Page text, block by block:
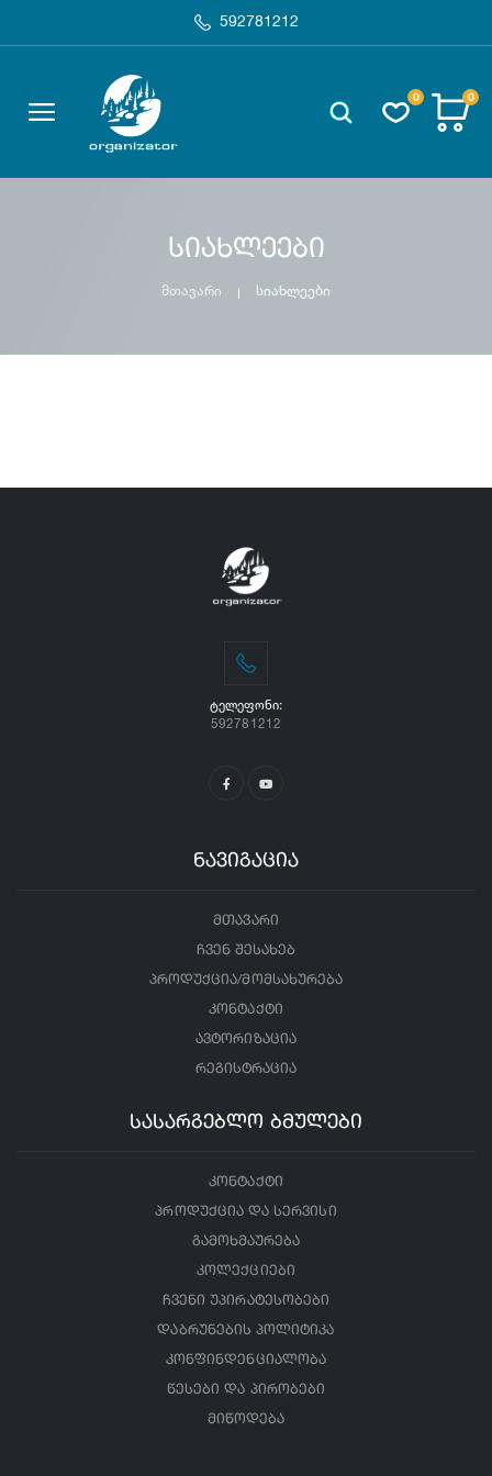
592781212
0 0
სიახლეები
მთავარი სიახლეები
ᲢᲔᲚᲔᲤᲝᲜᲘ:
592781212
ნავიგაცია
მთავარი
ჩვენ შესახებ
პროდუქცია/მომსახურება
კონტაქტი
ავტორიზაცია
რეგისტრაცია
სასარგებლო ბმულები
კონტაქტი
პროდუქცია და სერვისი
გამოხმაურება
კოლექციები
ჩვენი უპირატესობები
დაბრუნების პოლიტიკა
კონფინდენციალობა
წესები და პირობები
მიწოდება